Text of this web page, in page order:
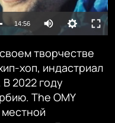
360p 480p
14:56
480p
720p
творчестве
хоп, индастриал
2022 году
The OMY